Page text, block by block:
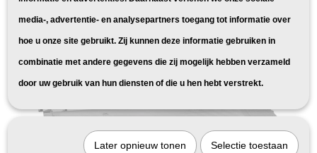
media-, advertentie- en analysepartners toegang tot informatie over
hoe u onze site gebruikt. Zij kunnen deze informatie gebruiken in
combinatie met andere gegevens die zij mogelijk hebben verzameld
door uw gebruik van hun diensten of die u hen hebt verstrekt.
Later opnieuw tonen Selectie toestaan